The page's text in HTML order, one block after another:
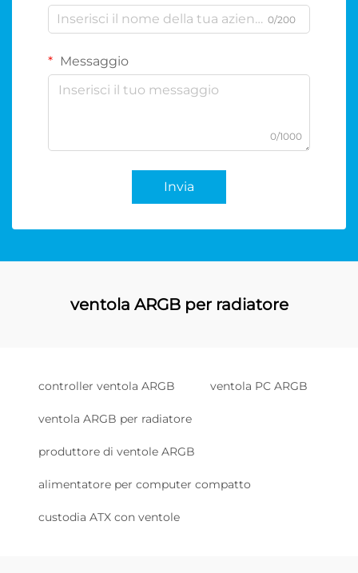
0/200
Messaggio
0/1000
Invia
ventola ARGB per radiatore
controller ventola ARGB ventola PC ARGB
ventola ARGB per radiatore
produttore di ventole ARGB
alimentatore per computer compatto
custodia ATX con ventole